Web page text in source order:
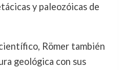
y paleozóicas de
Römer también
geológica con sus